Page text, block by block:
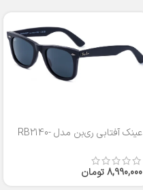
عینک آفتابی ری‌بن مدل RB2140-
8,990,000تومان